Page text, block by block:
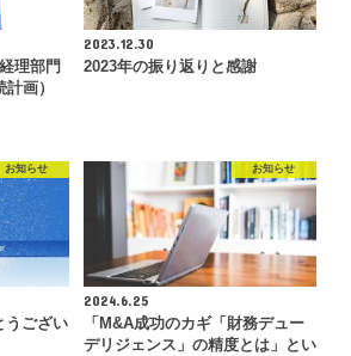
理部門
画）
2023.12.30
2023年の振り返りと感謝
お知らせ
うござい
お知らせ
2024.6.25
「M&A成功のカギ「財務デュー
デリジェンス」の精度とは」とい